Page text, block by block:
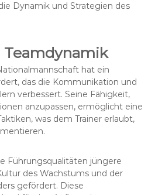
Dynamik und Strategien des
Teamdynamik
hat ein
das die Kommunikation und
verbessert. Seine Fähigkeit,
anzupassen, ermöglicht eine
was dem Trainer erlaubt,
Führungsqualitäten jüngere
des Wachstums und der
gefördert. Diese